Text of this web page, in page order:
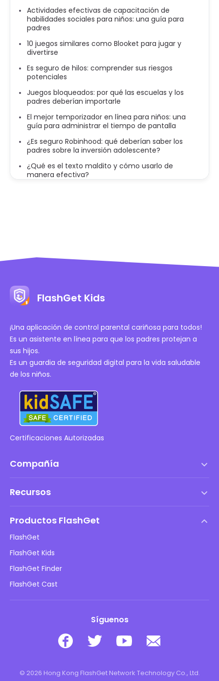
Actividades efectivas de capacitación de
habilidades sociales para niños: una guía para
padres
10 juegos similares como Blooket para jugar y
divertirse
Es seguro de hilos: comprender sus riesgos
potenciales
Juegos bloqueados: por qué las escuelas y los
padres deberían importarle
El mejor temporizador en línea para niños: una
guía para administrar el tiempo de pantalla
¿Es seguro Robinhood: qué deberían saber los
padres sobre la inversión adolescente?
¿Qué es el texto maldito y cómo usarlo de
manera efectiva?
FlashGet Kids
¡Una aplicación de control parental cariñosa para todos!
Es un asistente en línea para que los padres protejan a
sus hijos.
Es un guardia de seguridad digital para la vida saludable
de los niños.
Certificaciones Autorizadas
Compañía
Política de DMCA
Política de privacidad
Políticas de publicidad
No vendas mi información
Recursos
Seguridad infantil en línea
Descargar
Productos FlashGet
FlashGet
FlashGet Kids
FlashGet Finder
FlashGet Cast
Síguenos
© 2026 Hong Kong FlashGet Network Technology Co., Ltd.